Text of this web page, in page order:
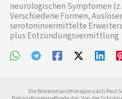
neurologischen Symptomen
Verschiedene Formen,
serotoninvermittelte
plus Entzündungsvermittlung
Die Bioresonanztherapie nach Paul